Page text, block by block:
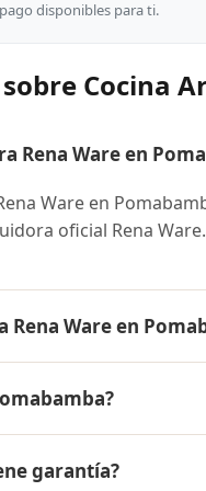
disponibles para ti.
Cocina
Rena Ware en
Ware en
oficial Rena
Rena Ware en
disponibles y
garantía?